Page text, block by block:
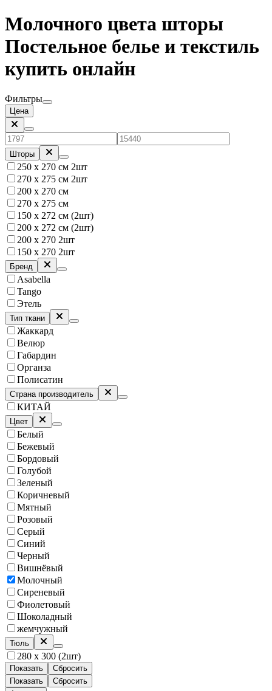
Молочного цвета шторы
Постельное белье и текстиль
купить онлайн
Фильтры
Цена
Шторы
250 х 270 см 2шт
270 х 275 см 2шт
200 х 270 см
270 х 275 см
150 х 272 см (2шт)
200 х 272 см (2шт)
200 х 270 2шт
150 х 270 2шт
Бренд
Asabella
Tango
Этель
Тип ткани
Жаккард
Велюр
Габардин
Органза
Полисатин
Страна производитель
КИТАЙ
Цвет
Белый
Бежевый
Бордовый
Голубой
Зеленый
Коричневый
Мятный
Розовый
Серый
Синий
Черный
Вишнёвый
Молочный
Сиреневый
Фиолетовый
Шоколадный
жемчужный
Тюль
280 х 300 (2шт)
Показать
Сбросить
Показать
Сбросить